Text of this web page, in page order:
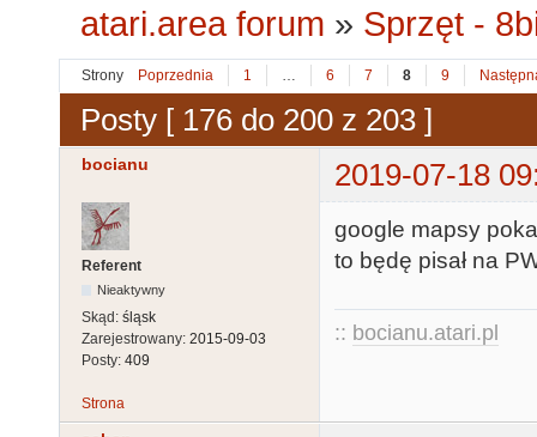
atari.area forum » Sprzęt -
Strony Poprzednia 1 … 6 7 8 9
Posty [ 176 do 200 z 203 ]
bocianu 2019-07-18
Referent
Nieaktywny
Skąd: śląsk
Zarejestrowany: 2015-09-03
Posty: 409
google mapsy
to będę pisał na
:: bocianu.atari.pl
Strona